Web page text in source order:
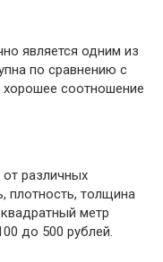
является одним из
по сравнению с
хорошее соотношение
различных
плотность, толщина
метр
до 500 рублей.